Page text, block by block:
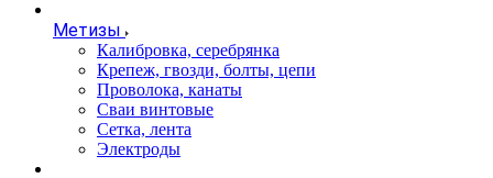
Метизы
Калибровка, серебрянка
Крепеж, гвозди, болты, цепи
Проволока, канаты
Сваи винтовые
Сетка, лента
Электроды